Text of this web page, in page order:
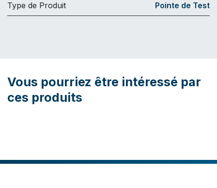
Type de Produit Pointe de Test
Vous pourriez être intéressé par
ces produits